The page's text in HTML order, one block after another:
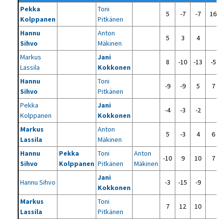
Pekka
Kolppanen
Toni
Pitkänen
5 -7 -7 16
Hannu
Sihvo
Anton
Mäkinen
5 3 4
Markus
Lassila
Jani
Kokkonen
8 -10 -13 -5
Hannu
Sihvo
Toni
Pitkänen
-9 -9 5 7
Pekka
Kolppanen
Jani
Kokkonen
-4 -3 -2
Markus
Lassila
Anton
Mäkinen
5 -3 4 6
Hannu
Sihvo
Pekka
Kolppanen
Toni
Pitkänen
Anton
Mäkinen
-10 9 10 7
Hannu Sihvo
Jani
Kokkonen
-3 -15 -9
Markus
Lassila
Toni
Pitkänen
7 12 10